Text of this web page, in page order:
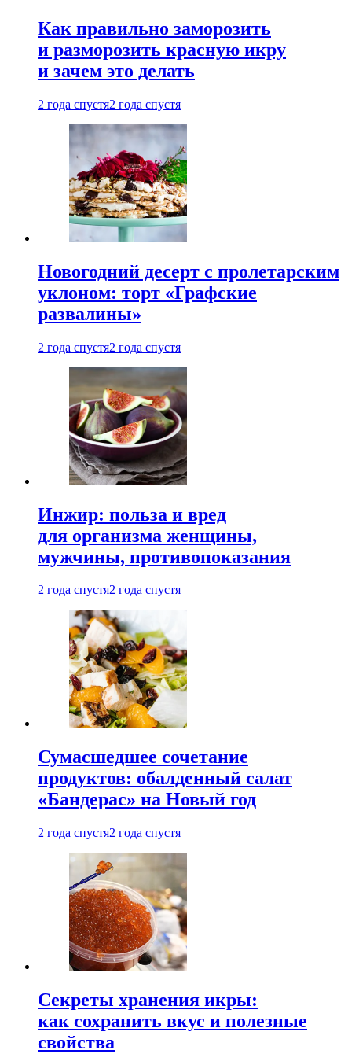
Как правильно заморозить
и разморозить красную икру
и зачем это делать
2 года спустя2 года спустя
Новогодний десерт с пролетарским
уклоном: торт «Графские
развалины»
2 года спустя2 года спустя
Инжир: польза и вред
для организма женщины,
мужчины, противопоказания
2 года спустя2 года спустя
Сумасшедшее сочетание
продуктов: обалденный салат
«Бандерас» на Новый год
2 года спустя2 года спустя
Секреты хранения икры:
как сохранить вкус и полезные
свойства